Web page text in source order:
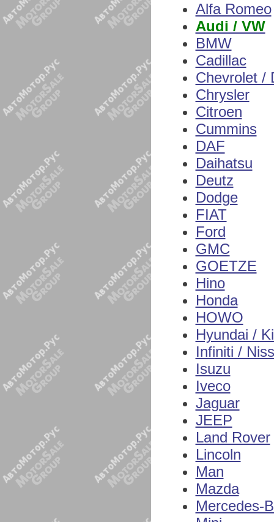
Alfa Romeo
Audi / VW
BMW
Cadillac
Chevrolet /
Chrysler
Citroen
Cummins
DAF
Daihatsu
Deutz
Dodge
FIAT
Ford
GMC
GOETZE
Hino
Honda
HOWO
Hyundai /
Infiniti /
Isuzu
Iveco
Jaguar
JEEP
Land Rover
Lincoln
Man
Mazda
Mercedes-